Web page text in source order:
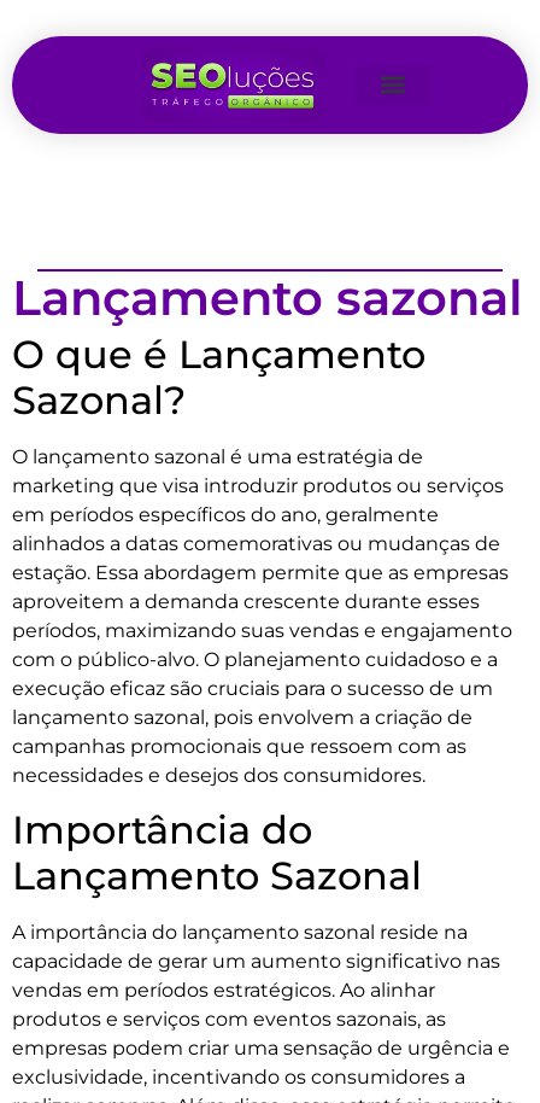
Lançamento sazonal
O que é Lançamento
Sazonal?
O lançamento sazonal é uma estratégia de
marketing que visa introduzir produtos ou serviços
em períodos específicos do ano, geralmente
alinhados a datas comemorativas ou mudanças de
estação. Essa abordagem permite que as empresas
aproveitem a demanda crescente durante esses
períodos, maximizando suas vendas e engajamento
com o público-alvo. O planejamento cuidadoso e a
execução eficaz são cruciais para o sucesso de um
lançamento sazonal, pois envolvem a criação de
campanhas promocionais que ressoem com as
necessidades e desejos dos consumidores.
Importância do
Lançamento Sazonal
A importância do lançamento sazonal reside na
capacidade de gerar um aumento significativo nas
vendas em períodos estratégicos. Ao alinhar
produtos e serviços com eventos sazonais, as
empresas podem criar uma sensação de urgência e
exclusividade, incentivando os consumidores a